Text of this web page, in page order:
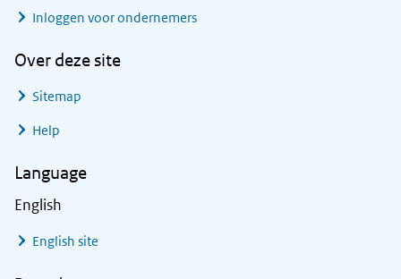
Inloggen voor ondernemers
Over deze site
Sitemap
Help
Language
English
English site